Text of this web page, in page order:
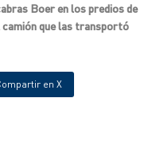
Boer en los predios de
camión que las transportó
en X